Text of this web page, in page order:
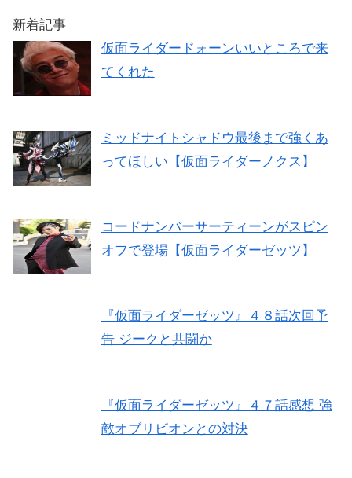
新着記事
仮面ライダードォーンいいところで来
てくれた
ミッドナイトシャドウ最後まで強くあ
ってほしい【仮面ライダーノクス】
コードナンバーサーティーンがスピン
オフで登場【仮面ライダーゼッツ】
『仮面ライダーゼッツ』４８話次回予
告 ジークと共闘か
『仮面ライダーゼッツ』４７話感想 強
敵オブリビオンとの対決